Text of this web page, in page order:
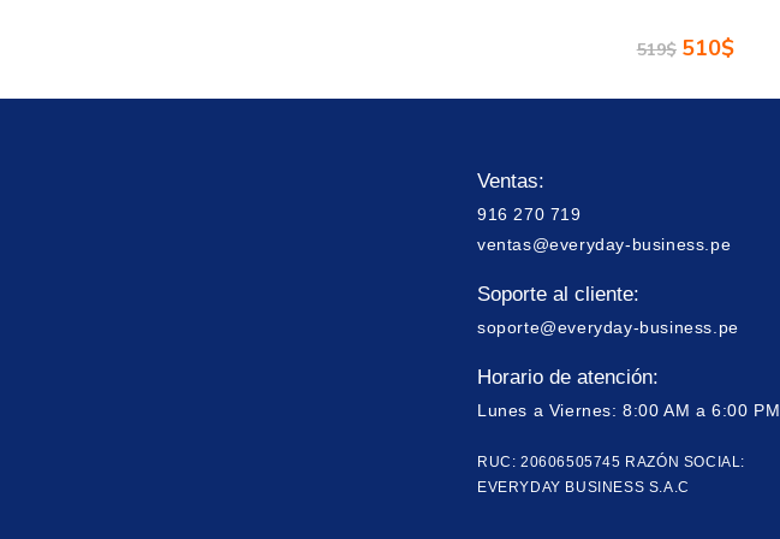
519$ 510$
Ventas:
916 270 719
ventas@everyday-business.pe
Soporte al cliente:
soporte@everyday-business.pe
Horario de atención:
Lunes a Viernes: 8:00 AM a 6:00 PM
RUC: 20606505745 RAZÓN SOCIAL:
EVERYDAY BUSINESS S.A.C